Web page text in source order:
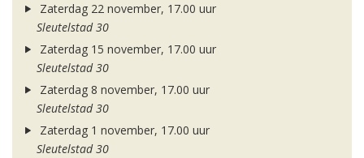
Zaterdag 22 november, 17.00 uur
Sleutelstad 30
Zaterdag 15 november, 17.00 uur
Sleutelstad 30
Zaterdag 8 november, 17.00 uur
Sleutelstad 30
Zaterdag 1 november, 17.00 uur
Sleutelstad 30